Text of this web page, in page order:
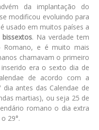
da implantação do
modificou evoluindo para
usado em muitos países a
bissextos. Na verdade tem
Romano, e é muito mais
chamavam o primeiro
era o sexto dia de
de acordo com a
antes das Calendae de
martias), ou seja 25 de
romano o dia extra
29°.